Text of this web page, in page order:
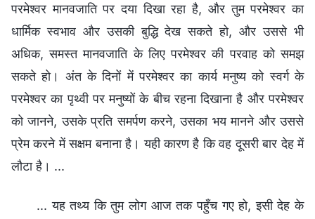
परमेश्वर मानवजाति पर दया दिखा रहा है, और तुम परमेश्वर का
धार्मिक स्वभाव और उसकी बुद्धि देख सकते हो, और उससे भी
अधिक, समस्त मानवजाति के लिए परमेश्वर की परवाह को समझ
सकते हो। अंत के दिनों में परमेश्वर का कार्य मनुष्य को स्वर्ग के
परमेश्वर का पृथ्वी पर मनुष्यों के बीच रहना दिखाना है और परमेश्वर
को जानने, उसके प्रति समर्पण करने, उसका भय मानने और उससे
प्रेम करने में सक्षम बनाना है। यही कारण है कि वह दूसरी बार देह में
लौटा है। ...
... यह तथ्य कि तुम लोग आज तक पहुँच गए हो, इसी देह के